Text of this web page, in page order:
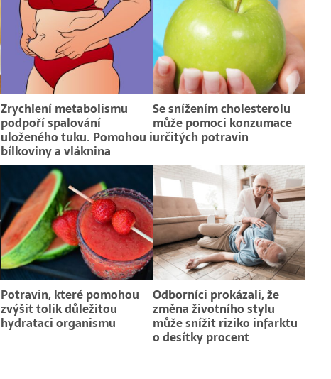
Zrychlení metabolismu
podpoří spalování
uloženého tuku. Pomohou i
bílkoviny a vláknina
Se snížením cholesterolu
může pomoci konzumace
určitých potravin
Potravin, které pomohou
zvýšit tolik důležitou
hydrataci organismu
Odborníci prokázali, že
změna životního stylu
může snížit riziko infarktu
o desítky procent